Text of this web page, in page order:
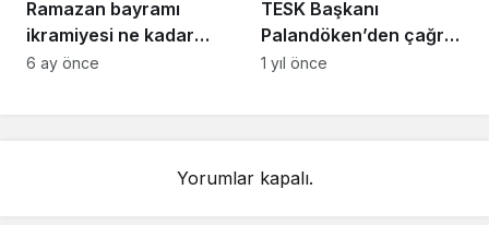
Ramazan bayramı
ikramiyesi ne kadar
olacak? Emekli bayram
6 ay önce
TESK Başkanı
Palandöken’den çağrı:
‘Daha fazla
1 yıl önce
Yorumlar kapalı.